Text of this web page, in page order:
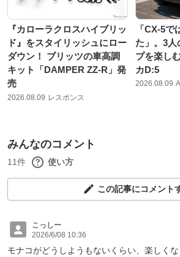
『カローラクロスハイブリッ
ド』をスタイリッシュにロー
ダウン！ ブリッツの車高調
キット「DAMPER ZZ-R」発
売
2026.08.09 レスポンス
「CX-5で
た」。3人
プを楽し
カD:5
2026.08.09
みんなのコメント
11件 使い方
この記事にコメント
こっしー
2026/6/08 10:36
モナコがどうしようもないくらい、楽しく